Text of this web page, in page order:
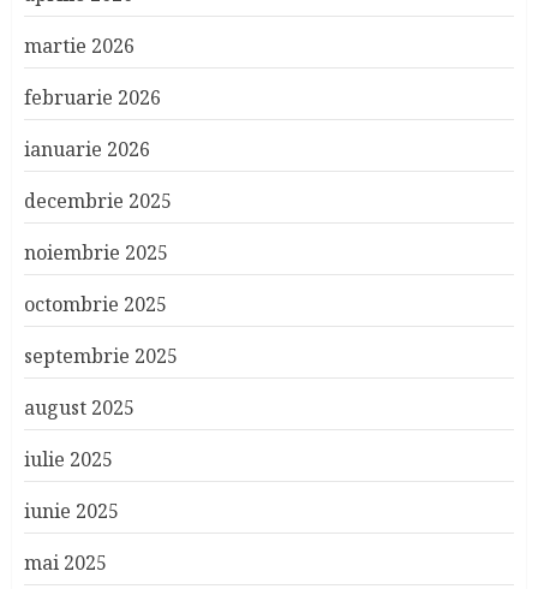
martie 2026
februarie 2026
ianuarie 2026
decembrie 2025
noiembrie 2025
octombrie 2025
septembrie 2025
august 2025
iulie 2025
iunie 2025
mai 2025